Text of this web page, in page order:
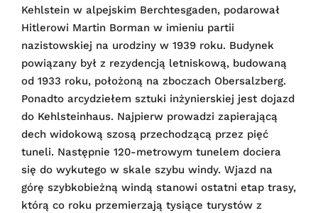
Kehlstein w alpejskim Berchtesgaden, podarował
Hitlerowi Martin Borman w imieniu partii
nazistowskiej na urodziny w 1939 roku. Budynek
powiązany był z rezydencją letniskową, budowaną
od 1933 roku, położoną na zboczach Obersalzberg.
Ponadto arcydziełem sztuki inżynierskiej jest dojazd
do Kehlsteinhaus. Najpierw prowadzi zapierającą
dech widokową szosą przechodzącą przez pięć
tuneli. Następnie 120-metrowym tunelem dociera
się do wykutego w skale szybu windy. Wjazd na
górę szybkobieżną windą stanowi ostatni etap trasy,
którą co roku przemierzają tysiące turystów z